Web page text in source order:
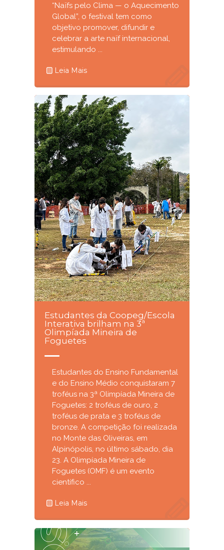
“Naïfs pelo Clima — o Aquecimento
Global”, o festival tem como
objetivo promover, difundir e
celebrar a arte naïf internacional,
estimulando ...
Leia Mais
Estudantes da Coopeg/Escola
Interativa brilham na 3ª
Olimpíada Mineira de
Foguetes
Estudantes do Ensino Fundamental
e do Ensino Médio conquistaram 7
troféus na 3ª Olimpíada Mineira de
Foguetes: 2 troféus de ouro, 2
troféus de prata e 3 troféus de
bronze. A competição foi realizada
no Monte das Oliveiras, em
Alpinópolis, no último sábado, dia
23. A Olimpíada Mineira de
Foguetes (OMF) é um evento
científico ...
Leia Mais